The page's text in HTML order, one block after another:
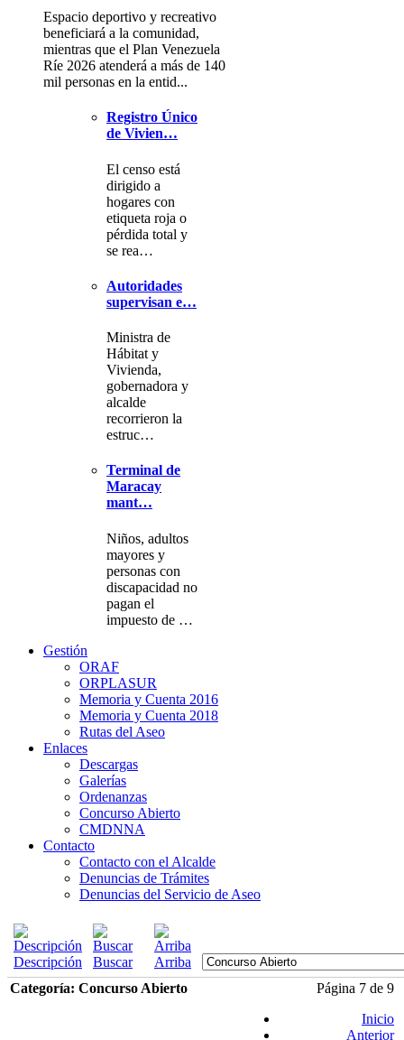
Espacio deportivo y recreativo
beneficiará a la comunidad,
mientras que el Plan Venezuela
Ríe 2026 atenderá a más de 140
mil personas en la entid...
Registro Único
de Vivien…
El censo está
dirigido a
hogares con
etiqueta roja o
pérdida total y
se rea…
Autoridades
supervisan e…
Ministra de
Hábitat y
Vivienda,
gobernadora y
alcalde
recorrieron la
estruc…
Terminal de
Maracay
mant…
Niños, adultos
mayores y
personas con
discapacidad no
pagan el
impuesto de …
Gestión
ORAF
ORPLASUR
Memoria y Cuenta 2016
Memoria y Cuenta 2018
Rutas del Aseo
Enlaces
Descargas
Galerías
Ordenanzas
Concurso Abierto
CMDNNA
Contacto
Contacto con el Alcalde
Denuncias de Trámites
Denuncias del Servicio de Aseo
Descripción Buscar
Arriba
Categoría: Concurso Abierto
Página 7 de 9
Inicio
Anterior